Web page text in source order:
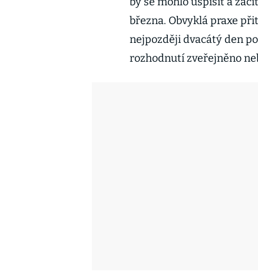
března. Obvyklá praxe
nejpozději dvacátý den
rozhodnutí zveřejněno